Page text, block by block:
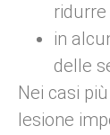
ridurre
in
delle
Nei casi
lesione